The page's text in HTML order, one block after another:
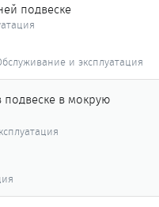
подвеске
и эксплуатация
подвеске в мокрую